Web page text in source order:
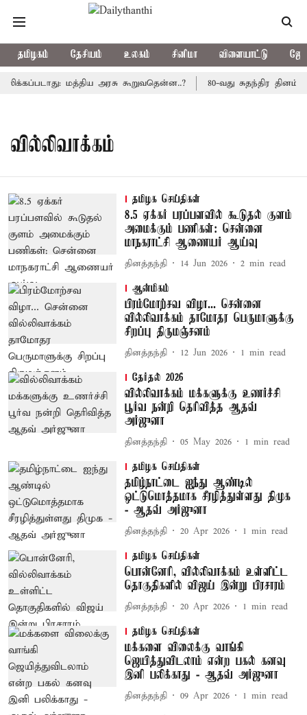
தமிழகம் தேசியம் உலகம் சினிமா விளையாட்டு
மத்திய அரசு கூறுவதென்ன..? 80-வது சுதந்திர
வில்லிவாக்கம்
தமிழக செய்திகள்
8.5 ஏக்கர் பரப்பளவில் கூடுதல் குளம்
அமைக்கும் பணிகள்: சென்னை
மாநகராட்சி ஆணையர் ஆய்வு
தினத்தந்தி 14 Jun 2026 2 min read
ஆன்மிகம்
பிரம்மோற்சவ விழா... சென்னை
வில்லிவாக்கம் தாமோதர பெருமாளுக்கு
சிறப்பு திருமஞ்சனம்
தினத்தந்தி 12 Jun 2026 1 min read
தேர்தல் 2026
வில்லிவாக்கம் மக்களுக்கு உணர்ச்சி
பூர்வ நன்றி தெரிவித்த ஆதவ்
அர்ஜுனா
தினத்தந்தி 05 May 2026 1 min read
தமிழக செய்திகள்
தமிழ்நாட்டை ஐந்து ஆண்டில்
ஒட்டுமொத்தமாக சீரழித்துள்ளது திமுக
- ஆதவ் அர்ஜுனா
தினத்தந்தி 20 Apr 2026 1 min read
தமிழக செய்திகள்
பொன்னேரி, வில்லிவாக்கம் உள்ளிட்ட
தொகுதிகளில் விஜய் இன்று பிரசாரம்
தினத்தந்தி 20 Apr 2026 1 min read
தமிழக செய்திகள்
மக்களை விலைக்கு வாங்கி
ஜெயித்துவிடலாம் என்ற பகல் கனவு
இனி பலிக்காது - ஆதவ் அர்ஜுனா
தினத்தந்தி 09 Apr 2026 1 min read